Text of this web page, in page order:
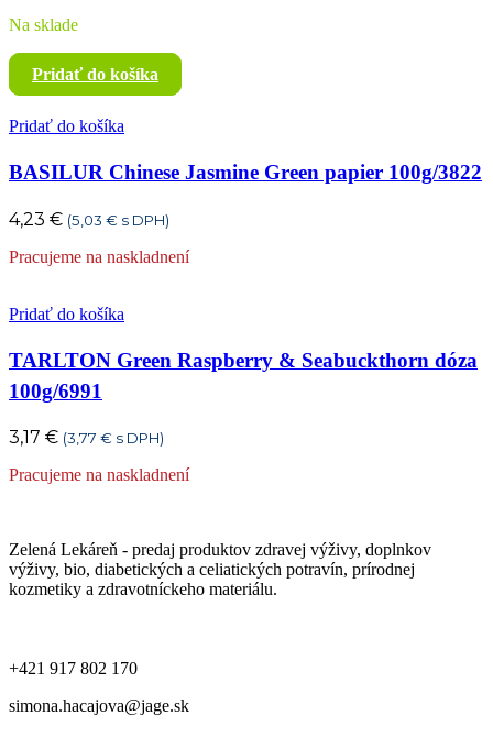
Na sklade
Pridať do košíka
Pridať do košíka
BASILUR Chinese Jasmine Green papier 100g/3822
4,23 € (5,03 € s DPH)
Pracujeme na naskladnení
Pridať do košíka
TARLTON Green Raspberry & Seabuckthorn dóza
100g/6991
3,17 € (3,77 € s DPH)
Pracujeme na naskladnení
Zelená Lekáreň - predaj produktov zdravej výživy, doplnkov
výživy, bio, diabetických a celiatických potravín, prírodnej
kozmetiky a zdravotníckeho materiálu.
+421 917 802 170
simona.hacajova@jage.sk